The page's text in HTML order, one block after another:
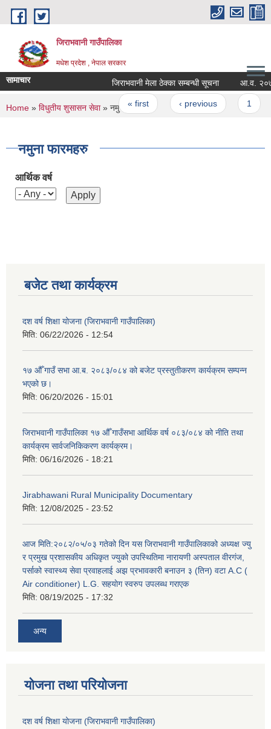
Skip to main content
जिराभवानी गाउँपालिका
मधेश प्रदेश , नेपाल सरकार
सामाचार जिराभवानी मेला ठेक्का सम्बन्धी सूचना आ.व. २०७९/
Pages
« first ‹ previous
You are here
Home » विधुतीय शुसासन सेवा» नमुना फारमहरु
नमुना फारमहरु
आर्थिक वर्ष
बजेट तथा कार्यक्रम
दश वर्ष शिक्षा योजना (जिराभवानी गाउँपालिका)
मिति: 06/22/2026 - 12:54
१७ औँ गाउँ सभा आ.ब. २०८३/०८४ को बजेट प्रस्तुतीकरण कार्यक्रम सम्पन्न
भएको छ।
मिति: 06/20/2026 - 15:01
जिराभवानी गाउँपालिका १७ औँ गाउँसभा आर्थिक वर्ष ०८३/०८४ को नीति तथा
कार्यक्रम सार्वजनिकिकरण कार्यक्रम।
मिति: 06/16/2026 - 18:21
Jirabhawani Rural Municipality Documentary
मिति: 12/08/2025 - 23:52
आज मिति:२०८२/०५/०३ गतेको दिन यस जिराभवानी गाउँपालिकाको अध्यक्ष ज्यु
र प्रमुख प्रशासकीय अधिकृत ज्युको उपस्थितिमा नारायणी अस्पताल वीरगंज,
पर्साको स्वास्थ्य सेवा प्रवाहलाई अझ प्रभावकारी बनाउन ३ (तिन) वटा A.C (
Air conditioner) L.G. सहयाेग स्वरुप उपलब्ध गराएक
मिति: 08/19/2025 - 17:32
अन्य
योजना तथा परियोजना
दश वर्ष शिक्षा योजना (जिराभवानी गाउँपालिका)